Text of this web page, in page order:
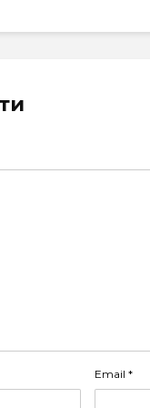
Email *